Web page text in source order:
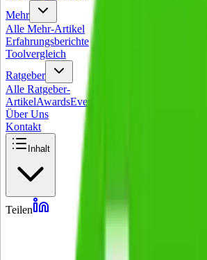
Mehr
Alle Mehr-Artikel
Erfahrungsberichte
Toolvergleich
Ratgeber
Alle Ratgeber-
ArtikelAwardsEvents
Über Uns
Kontakt
Inhalt
Teilen